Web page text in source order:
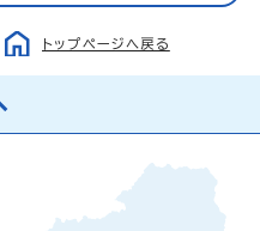
トップページへ戻る